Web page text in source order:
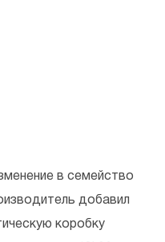
в семейство
добавил
коробку